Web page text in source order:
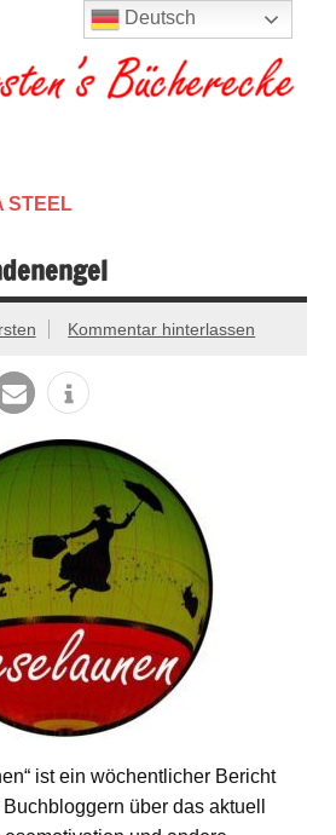
STEEL
Kommentar hinterlassen
ist ein wöchentlicher Bericht
über das aktuell
Deutsch